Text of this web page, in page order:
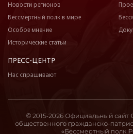
Новости регионов
Бессмертный полк в мире
Особое мнение
Исторические статьи
ПРЕСС-ЦЕНТР
Нас спрашивают
© 2015-2026 Официальный сайт
общественного гражданско-
«Бессмертный полк